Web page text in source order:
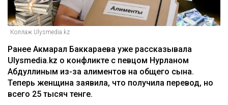
Коллаж Ulysmedia.kz
Ранее Акмарал Баккараева уже рассказывала
Ulysmedia.kz о конфликте с певцом Нурланом
Абдуллиным из-за алиментов на общего сына.
Теперь женщина заявила, что получила перевод, но
всего 25 тысяч тенге.